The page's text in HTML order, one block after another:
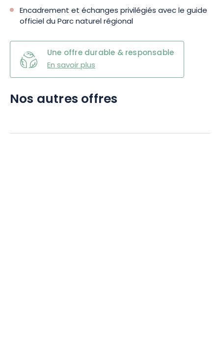
Encadrement et échanges privilégiés avec le guide
officiel du Parc naturel régional
Une offre durable & responsable
En savoir plus
Nos autres offres